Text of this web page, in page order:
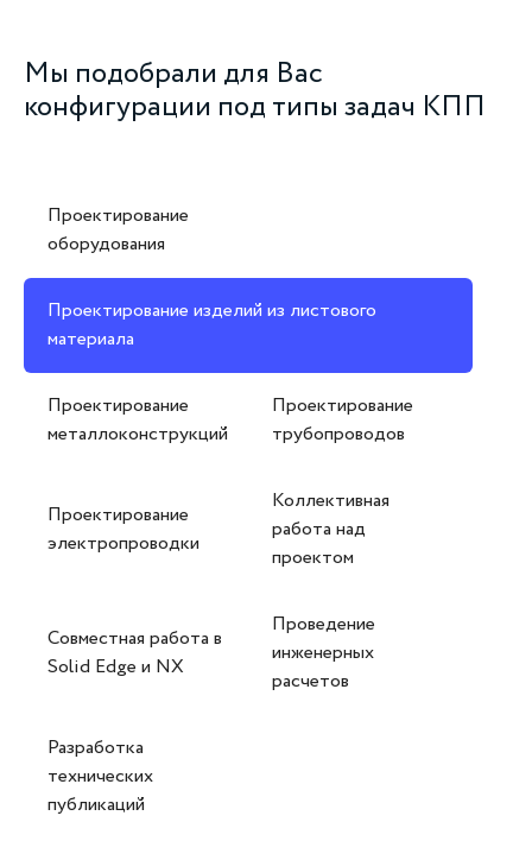
Мы подобрали для Вас
конфигурации под типы задач КПП
Проектирование
оборудования
Проектирование изделий из листового
материала
Проектирование
металлоконструкций
Проектирование
трубопроводов
Проектирование
электропроводки
Коллективная
работа над
проектом
Совместная работа в
Solid Edge и NX
Проведение
инженерных
расчетов
Разработка
технических
публикаций